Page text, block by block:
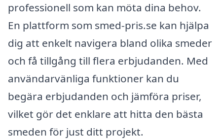
professionell som kan möta dina behov.
En plattform som smed-pris.se kan hjälpa
dig att enkelt navigera bland olika smeder
och få tillgång till flera erbjudanden. Med
användarvänliga funktioner kan du
begära erbjudanden och jämföra priser,
vilket gör det enklare att hitta den bästa
smeden för just ditt projekt.